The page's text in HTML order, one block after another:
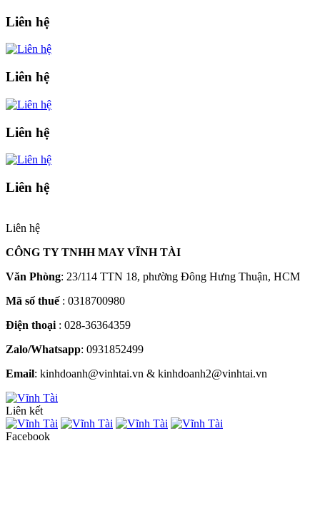
Liên hệ
Liên hệ
Liên hệ
Liên hệ
Liên hệ
CÔNG TY TNHH MAY VĨNH TÀI
Văn Phòng: 23/114 TTN 18, phường Đông Hưng Thuận, HCM
Mã số thuế : 0318700980
Điện thoại : 028-36364359
Zalo/Whatsapp: 0931852499
Email: kinhdoanh@vinhtai.vn & kinhdoanh2@vinhtai.vn
Liên kết
Facebook